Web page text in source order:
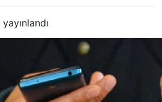
yayınlandı